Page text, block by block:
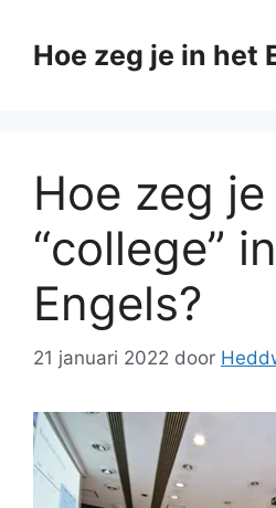
naarHoe zeg je in het
Hoe zeg je
“college”
Engels?
21 januari 2022 door